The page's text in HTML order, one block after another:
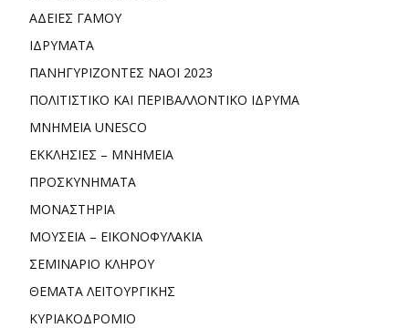
ΑΔΕΙΕΣ ΓΑΜΟΥ
ΙΔΡΥΜΑΤΑ
ΠΑΝΗΓΥΡΙΖΟΝΤΕΣ ΝΑΟΙ 2023
ΠΟΛΙΤΙΣΤΙΚΟ ΚΑΙ ΠΕΡΙΒΑΛΛΟΝΤΙΚΟ ΙΔΡΥΜΑ
ΜΝΗΜΕΙΑ UNESCO
ΕΚΚΛΗΣΙΕΣ – ΜΝΗΜΕΙΑ
ΠΡΟΣΚΥΝΗΜΑΤΑ
ΜΟΝΑΣΤΗΡΙΑ
ΜΟΥΣΕΙΑ – ΕΙΚΟΝΟΦΥΛΑΚΙΑ
ΣΕΜΙΝΑΡΙΟ ΚΛΗΡΟΥ
ΘΕΜΑΤΑ ΛΕΙΤΟΥΡΓΙΚΗΣ
ΚΥΡΙΑΚΟΔΡΟΜΙΟ